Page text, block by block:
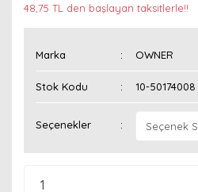
48,75 TL den başlayan taksitlerle!!
Marka OWNER
Stok Kodu 10-50174008
Seçenekler